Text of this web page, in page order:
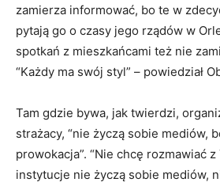
zamierza informować, bo te w
pytają go o czasy jego rządów w
spotkań z mieszkańcami też nie
“Każdy ma swój styl” – powiedział
Tam gdzie bywa, jak twierdzi,
strażacy, “nie życzą sobie mediów,
prowokacja”. “Nie chcę rozmawiać
instytucje nie życzą sobie mediów,